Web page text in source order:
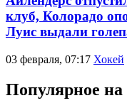
клуб, Колорадо
Луис выдали
03 февраля, 07:17 Хокей
Популярное на